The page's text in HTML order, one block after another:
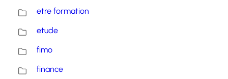
etre formation
etude
fimo
finance